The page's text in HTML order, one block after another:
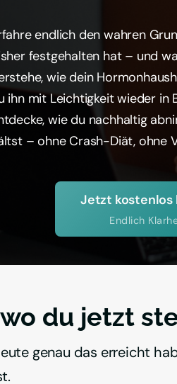
endlich den wahren
festgehalten hat – und
wie dein
ihn mit Leichtigkeit wieder in
wie du nachhaltig
– ohne Crash-Diät, ohne
Jetzt kostenlos
Endlich
du jetzt
genau das erreicht